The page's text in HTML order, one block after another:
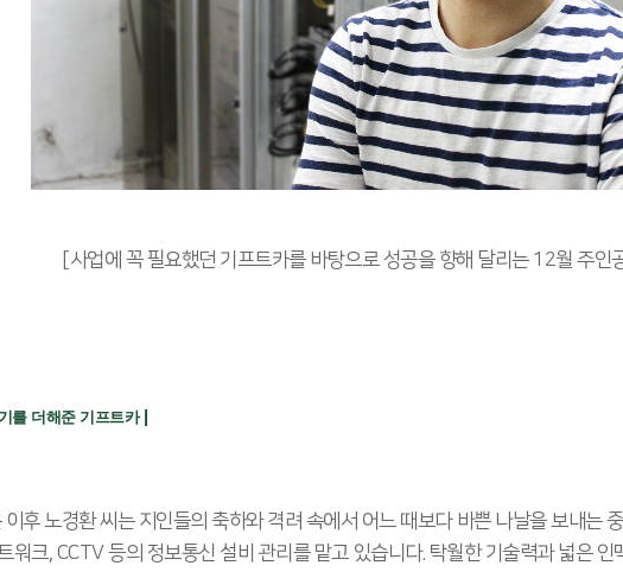
[사업에 꼭 필요했던 기프트카를 바탕으로 성공을 향해 달리는 12월 주인
를 더해준 기프트카
후 노경환 씨는 지인들의 축하와 격려 속에서 어느 때보다 바쁜 나날을 보내는
워크, CCTV 등의 정보통신 설비 관리를 맡고 있습니다. 탁월한 기술력과 넓은